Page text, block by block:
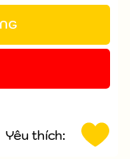
Yêu thích: